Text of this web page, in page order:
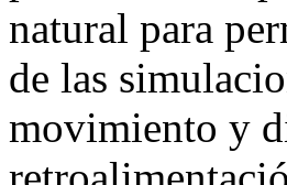
natural para
de las
movimiento y